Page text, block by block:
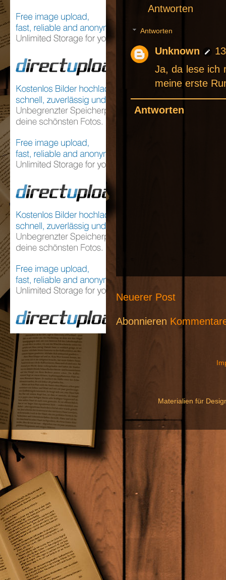
Antworten
Antworten
Unknown
Ja, da lese ich
meine erste
Antworten
Neuerer Post
Abonnieren
Materialien für